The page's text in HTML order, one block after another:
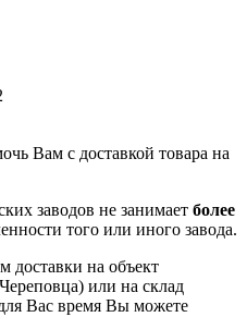
Вам с доставкой товара на
заводов не занимает более
того или иного завода.
доставки на объект
или на склад
Вас время Вы можете